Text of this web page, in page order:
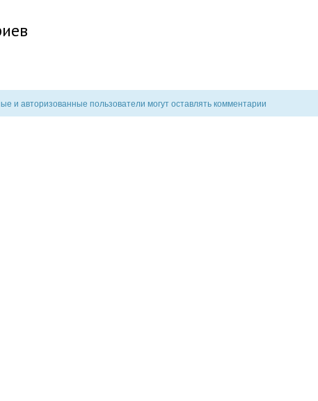
и авторизованные пользователи могут оставлять комментарии